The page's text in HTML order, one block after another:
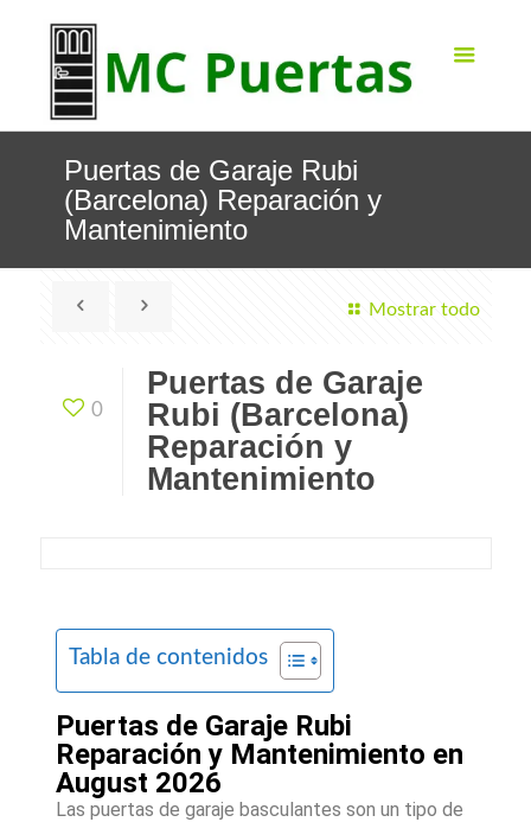
Puertas de Garaje Rubi
(Barcelona) Reparación y
Mantenimiento
Mostrar todo
0
Puertas de Garaje
Rubi (Barcelona)
Reparación y
Mantenimiento
Tabla de contenidos
Puertas de Garaje Rubi
Reparación y Mantenimiento en
August 2026
Las puertas de garaje basculantes son un tipo de